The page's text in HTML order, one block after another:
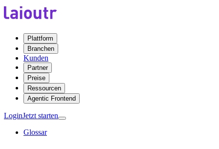
Plattform
Branchen
Kunden
Partner
Preise
Ressourcen
Agentic Frontend
LoginJetzt starten
Glossar